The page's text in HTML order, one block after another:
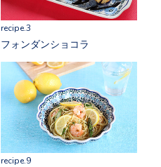
recipe.3
フォンダンショコラ
recipe.9